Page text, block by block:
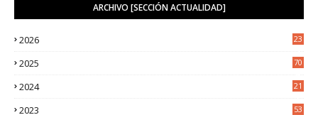
ARCHIVO [SECCIÓN ACTUALIDAD]
2026
23
2025
70
2024
21
2023
53